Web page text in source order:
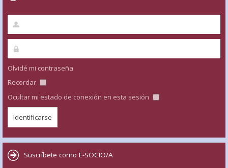
Olvidé mi contraseña
Recordar
Ocultar mi estado de conexión en esta sesión
Suscríbete como E-SOCIO/A